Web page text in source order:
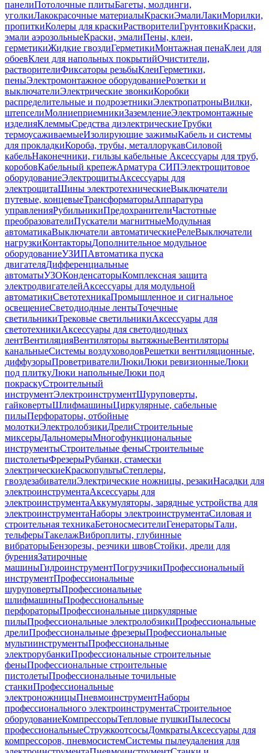
панелиПотолочные плитыБагеты, молдинги,
уголкиЛакокрасочные материалыКраскиЭмалиЛакиМорилки,
пропиткиКолеры для краскиРастворителиГрунтовкиКраски,
эмали аэрозольныеКраски, эмалиПены, клеи,
герметикиЖидкие гвоздиГерметикиМонтажная пенаКлеи для
обоевКлеи для напольных покрытийОчистители,
растворителиФиксаторы резьбыКлеиГерметики,
пеныЭлектромонтажное оборудованиеРозетки и
выключателиЭлектрические звонкиКоробки
распределительные и подрозетникиЭлектропатроныВилки,
штепселиМолниеприемникиЗаземлениеЭлектромонтажные
изделияКлеммыСредства диэлектрическиеТрубки
термоусаживаемыеИзолирующие зажимыКабель и системы
для прокладкиКороба, трубы, металлорукавСиловой
кабельНаконечники, гильзы кабельные Аксессуары для труб,
коробовКабельный крепежАрматура СИПЭлектрощитовое
оборудованиеЭлектрощитыАксессуары для
электрощитаШины электротехническиеВыключатели
путевые, концевыеТрансформаторыАппаратура
управленияРубильникиПредохранителиЧастотные
преобразователиПускатели магнитныеМодульная
автоматикаВыключатели автоматическиеРелеВыключатели
нагрузкиКонтакторыДополнительное модульное
оборудованиеУЗИПАвтоматика пуска
двигателяДифференциальные
автоматыУЗОКонденсаторыКомплексная защита
электродвигателейАксессуары для модульной
автоматикиСветотехникаПромышленное и сигнальное
освещениеСветодиодные лентыТочечные
светильникиТрековые светильникиАксессуары для
светотехникиАксессуары для светодиодных
лентВентиляцияВентиляторы вытяжныеВентиляторы
канальныеСистемы воздуховодовРешетки вентиляционные,
диффузорыПроветривателиЛюкиЛюки ревизионныеЛюки
под плиткуЛюки напольныеЛюки под
покраскуСтроительный
инструментЭлектроинструментШуруповерты,
гайковертыШлифмашиныЦиркулярные, сабельные
пилыПерфораторы, отбойные
молоткиЭлектролобзикиДрелиСтроительные
миксерыДальномерыМногофункциональные
инструментыСтроительные феныСтроительные
пистолетыФрезерыРубанки, стамески
электрическиеКраскопультыСтеплеры,
гвоздезабивателиЭлектрические ножницы, резакиНасадки для
электроинструментаАксессуары для
электроинструментаАккумуляторы, зарядные устройства для
электроинструментаНаборы электроинструментаСиловая и
строительная техникаБетоносмесителиГенераторыТали,
тельферыТакелажВиброплиты, глубинные
вибраторыБензорезы, резчики швовСтойки, дрели для
буренияЗатирочные
машиныГидроинструментПогрузчикиПрофессиональный
инструментПрофессиональные
шуруповертыПрофессиональные
шлифмашиныПрофессиональные
перфораторыПрофессиональные циркулярные
пилыПрофессиональные электролобзикиПрофессиональные
дрелиПрофессиональные фрезерыПрофессиональные
мультиинструментыПрофессиональные
электрорубанкиПрофессиональные строительные
феныПрофессиональные строительные
пистолетыПрофессиональные точильные
станкиПрофессиональные
электроножницыПневмоинструментНаборы
профессионального электроинструментаСтроительное
оборудованиеКомпрессорыТепловые пушкиПылесосы
профессиональныеСтружкоотсосыДомкратыАксессуары для
компрессоров, пневмосистемСистемы пылеудаления для